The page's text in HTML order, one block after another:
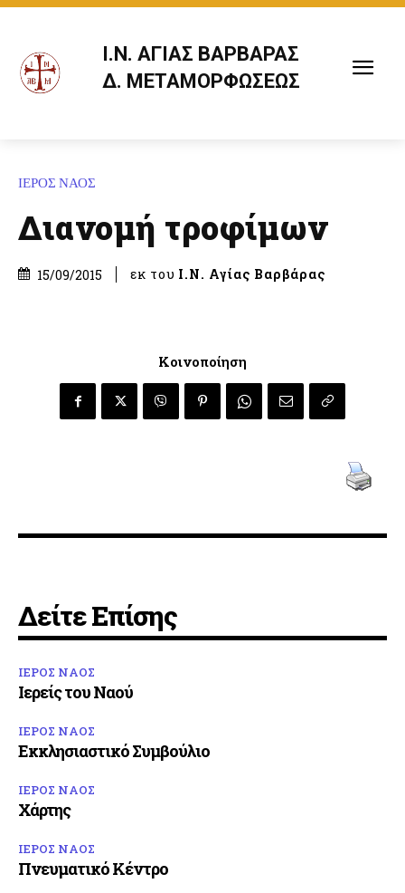
Ι.Ν. ΑΓΙΑΣ ΒΑΡΒΑΡΑΣ
Δ. ΜΕΤΑΜΟΡΦΩΣΕΩΣ
ΙΕΡΟΣ ΝΑΟΣ
Διανομή τροφίμων
15/09/2015 εκ του Ι.Ν. Αγίας Βαρβάρας
Κοινοποίηση
Δείτε Επίσης
ΙΕΡΟΣ ΝΑΟΣ
Ιερείς του Ναού
ΙΕΡΟΣ ΝΑΟΣ
Εκκλησιαστικό Συμβούλιο
ΙΕΡΟΣ ΝΑΟΣ
Χάρτης
ΙΕΡΟΣ ΝΑΟΣ
Πνευματικό Κέντρο